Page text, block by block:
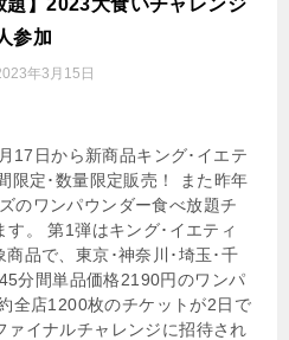
題】2023大食いチャレンジ
参加
年3月15日
17日から新商品キング･イエテ
限定･数量限定販売！ また昨年
のワンパウンダー食べ放題チ
。 第1弾はキング･イエティ
品で、東京･神奈川･埼玉･千
分間単品価格2190円のワンパ
全店1200枚のチケットが2日で
ァイナルチャレンジに招待され